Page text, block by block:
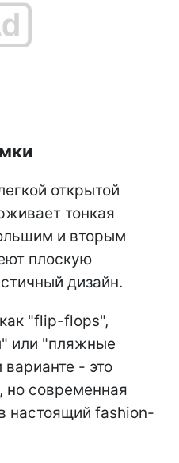
открытой
тонкая
и вторым
плоскую
дизайн.
"flip-flops",
или "пляжные
- это
но современная
настоящий fashion-